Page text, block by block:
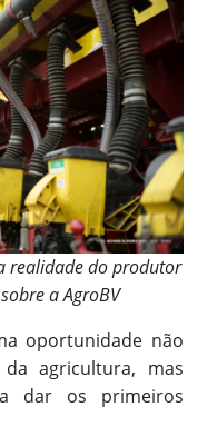
realidade do produtor
a AgroBV
oportunidade não
agricultura, mas
dar os primeiros